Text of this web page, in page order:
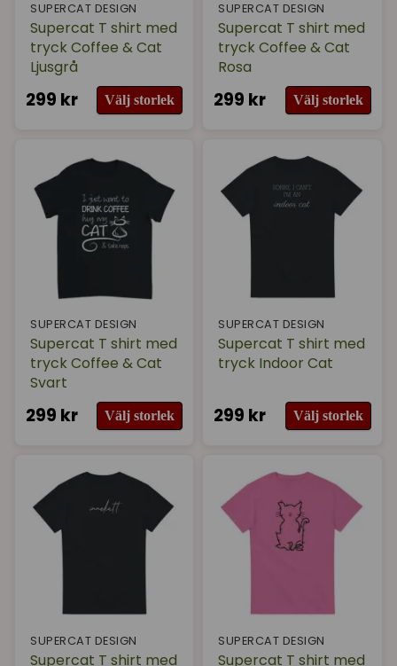
SUPERCAT DESIGN
Supercat T shirt med
tryck Coffee & Cat
Ljusgrå
299 kr Välj storlek
SUPERCAT DESIGN
Supercat T shirt med
tryck Coffee & Cat
Rosa
299 kr Välj storlek
SUPERCAT DESIGN
Supercat T shirt med
tryck Coffee & Cat
Svart
299 kr Välj storlek
SUPERCAT DESIGN
Supercat T shirt med
tryck Indoor Cat
299 kr Välj storlek
SUPERCAT DESIGN
Supercat T shirt med
SUPERCAT DESIGN
Supercat T shirt med